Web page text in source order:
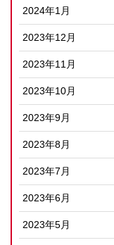
2024年1月
2023年12月
2023年11月
2023年10月
2023年9月
2023年8月
2023年7月
2023年6月
2023年5月